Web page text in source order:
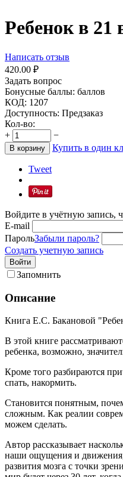
Ребенок в 21
Написать отзыв
420.00 ₽
Задать вопрос
Бонусные баллы: баллов
КОД: 1207
Доступность: Предзаказ
Кол-во:
+
−
В корзину Купить в один
Tweet
Войдите в учётную запись,
E-mail
ПарольЗабыли пароль?
Создать учетную запись
Войти
Запомнить
Описание
Книга Е.С. Бакановой
В этой книге
ребенка, возможно,
Кроме того разбираются
спать, накормить.
Становится понятным,
сложным. Как реалии
можем сделать.
Автор рассказывает
наши ощущения и движения,
развития мозга с точки